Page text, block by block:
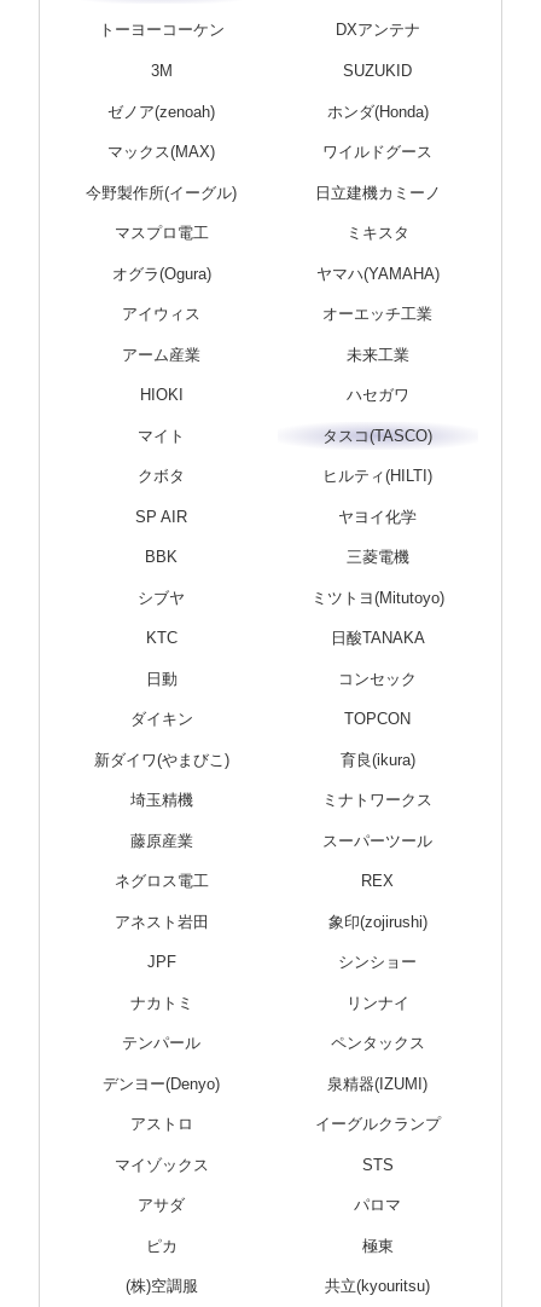
トーヨーコーケン DXアンテナ
3M SUZUKID
ゼノア(zenoah) ホンダ(Honda)
マックス(MAX) ワイルドグース
今野製作所(イーグル) 日立建機カミーノ
マスプロ電工 ミキスタ
オグラ(Ogura) ヤマハ(YAMAHA)
アイウィス オーエッチ工業
アーム産業 未来工業
HIOKI ハセガワ
マイト タスコ(TASCO)
クボタ ヒルティ(HILTI)
SP AIR ヤヨイ化学
BBK 三菱電機
シブヤ ミツトヨ(Mitutoyo)
KTC 日酸TANAKA
日動 コンセック
ダイキン TOPCON
新ダイワ(やまびこ) 育良(ikura)
埼玉精機 ミナトワークス
藤原産業 スーパーツール
ネグロス電工 REX
アネスト岩田 象印(zojirushi)
JPF シンショー
ナカトミ リンナイ
テンパール ペンタックス
デンヨー(Denyo) 泉精器(IZUMI)
アストロ イーグルクランプ
マイゾックス STS
アサダ パロマ
ピカ 極東
(株)空調服 共立(kyouritsu)